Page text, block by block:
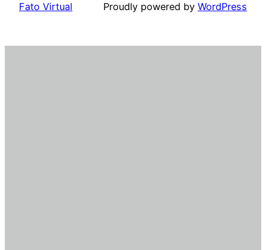
Fato Virtual Proudly powered by WordPress